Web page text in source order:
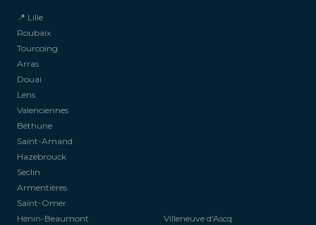
📍 Lille
Roubaix
Tourcoing
Arras
Douai
Lens
Valenciennes
Béthune
Saint-Amand
Hazebrouck
Seclin
Armentières
Saint-Omer
Hénin-Beaumont
Villeneuve d'Ascq